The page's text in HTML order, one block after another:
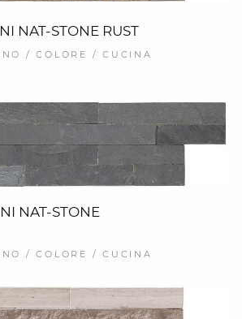
NAT-STONE RUST
/ COLORE / CUCINA
NAT-STONE
/ COLORE / CUCINA